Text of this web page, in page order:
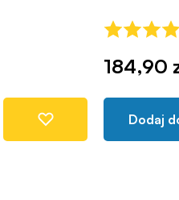
184,90
Dodaj